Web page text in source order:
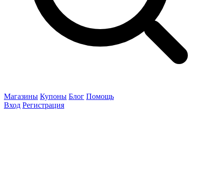
Магазины Купоны Блог Помощь
Вход Регистрация